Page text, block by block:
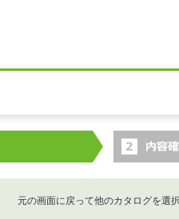
元の画面に戻って他のカタログを選